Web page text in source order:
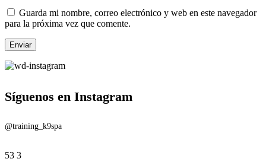
Guarda mi nombre, correo electrónico y web en este navegador
para la próxima vez que comente.
Síguenos en Instagram
@training_k9spa
53 3